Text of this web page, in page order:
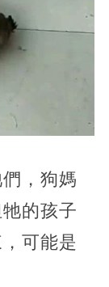
，狗媽
的孩子
可能是